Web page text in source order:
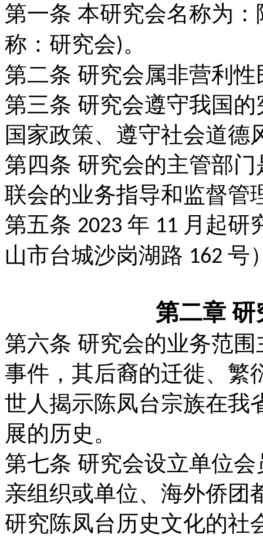
第一条 本研究会名称为
称：研究会)。
第二条 研究会属非营利
第三条 研究会遵守我国
国家政策、遵守社会道德
第四条 研究会的主管部
联会的业务指导和监督管
第五条 2023 年 11 月起研
山市台城沙岗湖路 162 号
第二章 研
第六条 研究会的业务范
事件，其后裔的迁徙、繁
世人揭示陈凤台宗族在我
展的历史。
第七条 研究会设立单位
亲组织或单位、 海外侨团
研究陈凤台历史文化的社